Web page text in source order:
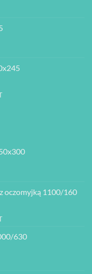
oczomyjką 1100/160
630